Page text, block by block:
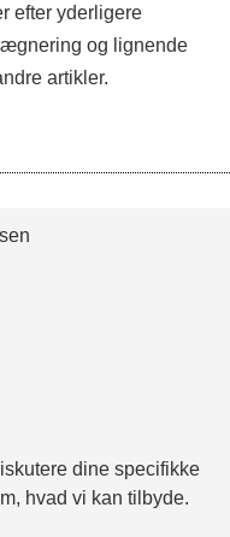
efter yderligere
og lignende
artikler.
dine specifikke
hvad vi kan tilbyde.